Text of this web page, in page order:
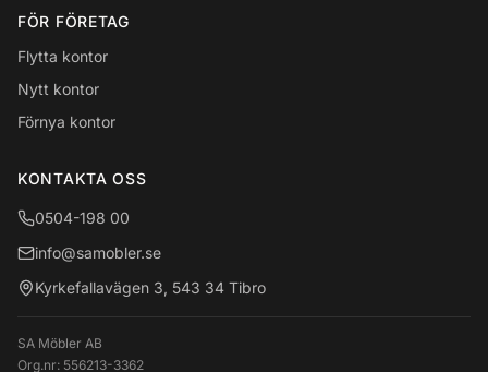
FÖR FÖRETAG
Flytta kontor
Nytt kontor
Förnya kontor
KONTAKTA OSS
0504-198 00
info@samobler.se
Kyrkefallavägen 3, 543 34 Tibro
SA Möbler AB
Org.nr: 556213-3362